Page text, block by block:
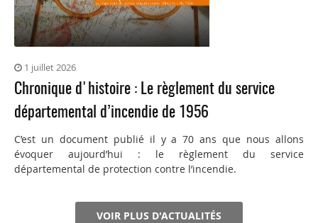
1 juillet 2026
Chronique d'histoire : Le règlement du service
départemental d’incendie de 1956
C’est un document publié il y a 70 ans que nous allons
évoquer aujourd’hui : le règlement du service
départemental de protection contre l’incendie.
VOIR PLUS D'ACTUALITÉS